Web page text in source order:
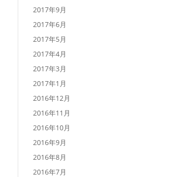
2017年9月
2017年6月
2017年5月
2017年4月
2017年3月
2017年1月
2016年12月
2016年11月
2016年10月
2016年9月
2016年8月
2016年7月